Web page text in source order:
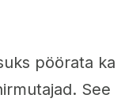
pöörata ka
See